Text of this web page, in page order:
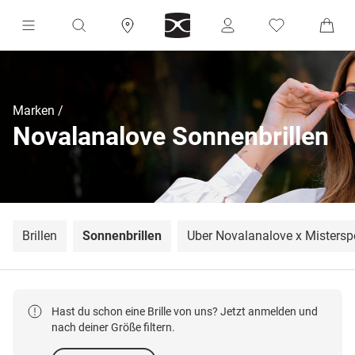
Marken
Novalanalove Sonnenbrillen
Brillen Sonnenbrillen Über Novalanalove x
Hast du schon eine Brille von uns? Jetzt anmelden und
nach deiner Größe filtern.